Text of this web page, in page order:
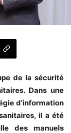
de la sécurité
Dans une
d’information
il a été
des manuels